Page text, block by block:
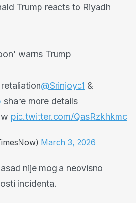
Trump reacts to Riyadh
warns Trump
@Srinjoyc1 &
share more details
pic.twitter.com/QasRzkhkmc
March 3, 2026
nije mogla neovisno
incidenta.